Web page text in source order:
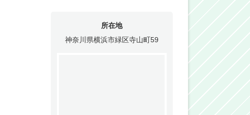
所在地
神奈川県横浜市緑区寺山町59